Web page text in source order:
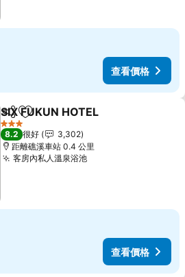
查看價格
分享 放到收藏夾
SIX FUKUN HOTEL
3 星級
8.2 很好
3,302
距離礁溪車站 0.4 公里
客房內私人溫泉浴池查看價格
查看價格